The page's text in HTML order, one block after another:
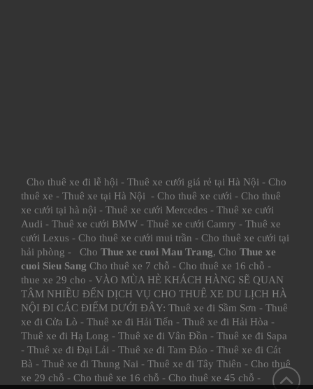
Cho thuê xe đi lễ hội - Thuê xe cưới giá rẻ tại Hà Nội - Cho
thuê xe - Thuê xe tại Hà Nội - Cho thuê xe cưới - Cho thuê
xe cưới tại hà nội - Thuê xe cưới Mercedes - Thuê xe cưới
Audi - Thuê xe cưới BMW - Thuê xe cưới Camry - Thuê xe
cưới Lexus - Cho thuê xe cưới mui trần - Cho thuê xe cưới tại
hải phòng - Cho Thue xe cuoi Mau Trang, Cho Thue xe
cuoi Sieu Sang Cho thuê xe 7 chỗ - Cho thuê xe 16 chỗ -
thue xe 29 cho - VÀO MÙA HÈ KHÁCH HÀNG SẼ QUAN
TÂM NHIỀU ĐẾN DỊCH VỤ CHO THUÊ XE DU LỊCH HÀ
NỘI ĐI CÁC ĐIỂM DƯỚI ĐÂY: Thuê xe đi Sầm Sơn - Thuê
xe đi Cửa Lò - Thuê xe đi Hải Tiến - Thuê xe đi Hải Hòa -
Thuê xe đi Hạ Long - Thuê xe đi Vân Đồn - Thuê xe đi Sapa
- Thuê xe đi Đại Lải - Thuê xe đi Tam Đảo - Thuê xe đi Cát
Bà - Thuê xe đi Thung Nai - Thuê xe đi Tây Thiên - Cho thuê
xe 29 chỗ - Cho thuê xe 16 chỗ - Cho thuê xe 45 chỗ -